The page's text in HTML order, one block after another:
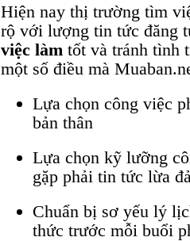
Hiện nay thị trường tìm
rộ với lượng tin tức đăng
việc làm tốt và tránh tình
một số điều mà
Lựa chọn công việc
bản thân
Lựa chọn kỹ lưỡng
gặp phải tin tức lừa
Chuẩn bị sơ yếu lý
thức trước mỗi buổi